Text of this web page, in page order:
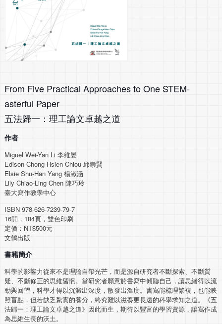
From Five Practical Approaches to One STEM-
asterful Paper
五法歸一：理工論文卓越之道
作者
Miguel Wei-Yan Li 李維晏
Edison Chong-Hsien Chiou 邱崇賢
Elsie Shu-Han Yang 楊淑涵
Lily Chiao-Ling Chen 陳巧玲
臺大寫作教學中心
ISBN 978-626-7239-79-7
16開，184頁，雙色印刷
定價：NT$500元
文鶴出版
書籍簡介
科學的影響力從來不是理論自帶光芒，而是源自研究者不斷探索、不斷質
疑、不斷修正的思維習慣。當研究者願意於書寫中傾聽自己，讓思緒得以流
動與回望，科學才得以沉澱出深度，散發出溫度。書寫能梳理繁複，也能映
照盲點，但若缺乏紮實的養分，終究難以滋養更長遠的科學求知之道。《五
法歸一：理工論文卓越之道》因此而生，期待以豐富的學習資源，讓寫作成
為思維生長的沃土。